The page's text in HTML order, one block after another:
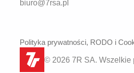
biuro@7rsa.pl
© 2026 7R SA. Wszelkie
Polityka prywatności, RODO i